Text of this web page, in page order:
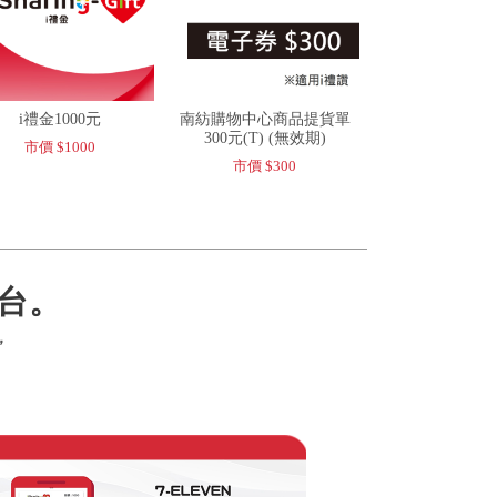
i禮金1000元
市價 $1000
南紡購物中心商品提貨單
300元(T) (無效期)
市價 $300
。